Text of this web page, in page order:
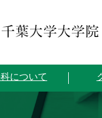
について